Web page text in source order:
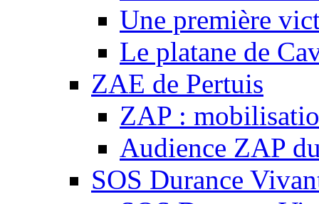
Une première
Le platane de
ZAE de Pertuis
ZAP :
Audience ZAP
SOS Durance